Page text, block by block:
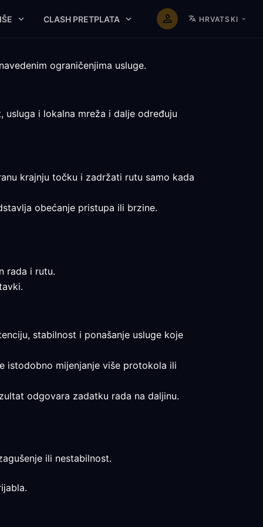
CLASH PRETPLATA HRVATSKI
ograničenjima usluge.
i lokalna mreža i dalje određuju
krajnju točku i zadržati rutu samo kada
obećanje pristupa ili brzine.
rada i rutu.
stabilnost i ponašanje usluge koje
istodobno mijenjanje više protokola ili
odgovara zadatku rada na daljinu.
ili nestabilnost.